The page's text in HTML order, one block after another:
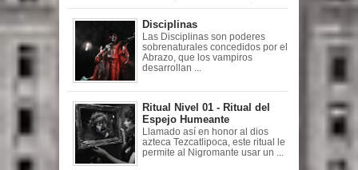
Disciplinas
Las Disciplinas son poderes
sobrenaturales concedidos por el
Abrazo, que los vampiros
desarrollan ...
Ritual Nivel 01 - Ritual del
Espejo Humeante
Llamado así en honor al dios
azteca Tezcatlipoca, este ritual le
permite al Nigromante usar un ...